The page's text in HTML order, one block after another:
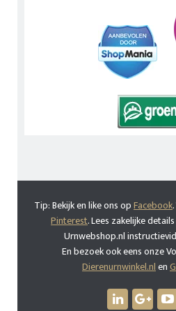
Tip: Bekijk en like ons opFacebook
Pinterest. Lees zakelijke
Urnwebshop.nl
En bezoek ook eens onze
Dierenurnwinkel.nlen